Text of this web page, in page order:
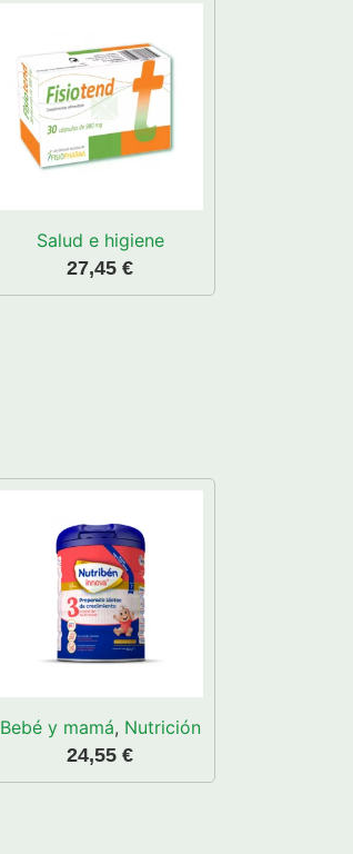
Salud e higiene
27,45 €
Bebé y mamá, Nutrición
24,55 €